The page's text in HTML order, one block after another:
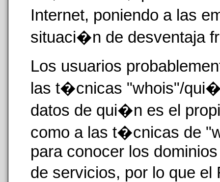
Internet, poniendo a las
situaci�n de desventaja
Los usuarios
las t�cnicas "whois"/
datos de qui�n es el
como a las t�cnicas de
para conocer los
de servicios, por lo que